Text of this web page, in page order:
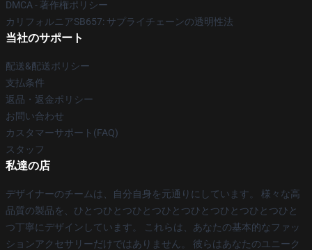
DMCA - 著作権ポリシー
カリフォルニアSB657: サプライチェーンの透明性法
当社のサポート
配送&配送ポリシー
支払条件
返品・返金ポリシー
お問い合わせ
カスタマーサポート(FAQ)
スタッフ
私達の店
デザイナーのチームは、自分自身を元通りにしています。 様々な高
品質の製品を、ひとつひとつひとつひとつひとつひとつひとつひと
つ丁寧にデザインしています。 これらは、あなたの基本的なファッ
ションアクセサリーだけではありません。 彼らはあなたのユニーク